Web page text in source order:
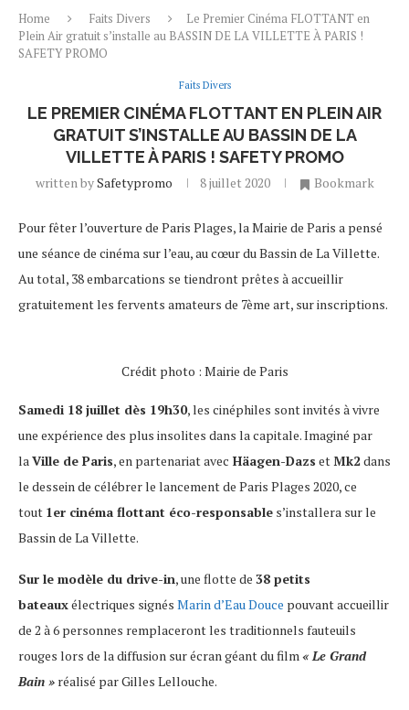
Home Faits Divers
Le Premier Cinéma FLOTTANT en
Plein Air gratuit s’installe au BASSIN DE LA VILLETTE À PARIS !
SAFETY PROMO
Faits Divers
LE PREMIER CINÉMA FLOTTANT EN PLEIN AIR
GRATUIT S’INSTALLE AU BASSIN DE LA
VILLETTE À PARIS ! SAFETY PROMO
written bySafetypromo 8 juillet 2020 Bookmark
Pour fêter l’ouverture de Paris Plages, la Mairie de Paris a pensé
une séance de cinéma sur l’eau, au cœur du Bassin de La Villette.
Au total, 38 embarcations se tiendront prêtes à accueillir
gratuitement les fervents amateurs de 7ème art, sur inscriptions.
Crédit photo : Mairie de Paris
Samedi 18 juillet dès 19h30, les cinéphiles sont invités à vivre
une expérience des plus insolites dans la capitale. Imaginé par
laVille de Paris, en partenariat avec Häagen-Dazs etMk2dans
le dessein de célébrer le lancement de Paris Plages 2020, ce
tout 1er cinéma flottant éco-responsable s’installera sur le
Bassin de La Villette.
Sur le modèle du drive-in, une flotte de 38 petits
bateauxélectriques signés Marin d’Eau Douce pouvant accueillir
de 2 à 6 personnes remplaceront les traditionnels fauteuils
rouges lors de la diffusion sur écran géant du film« Le Grand
Bain » réalisé par Gilles Lellouche.